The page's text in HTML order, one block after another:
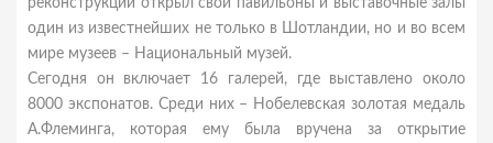
реконструкции открыл свои павильоны и выставочные залы
один из известнейших не только в Шотландии, но и во всем
мире музеев – Национальный музей.
Сегодня он включает 16 галерей, где выставлено около
8000 экспонатов. Среди них – Нобелевская золотая медаль
А.Флеминга, которая ему была вручена за открытие